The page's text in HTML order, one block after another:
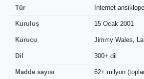
Tür İnternet
Kuruluş 15 Ocak 2001
Kurucu Jimmy Wales,
Dil 300+ dil
Madde sayısı 62+ milyon